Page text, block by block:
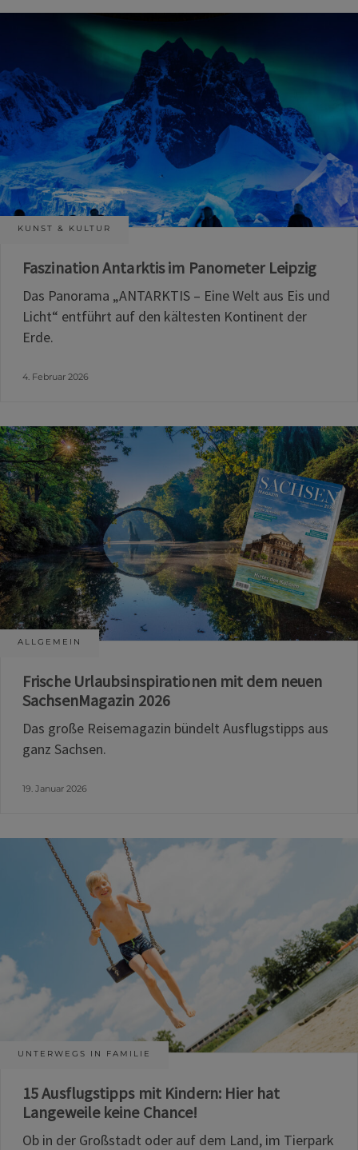
KUNST & KULTUR
Faszination Antarktis im Panometer Leipzig
Das Panorama „ANTARKTIS – Eine Welt aus Eis und
Licht“ entführt auf den kältesten Kontinent der
Erde.
4. Februar 2026
ALLGEMEIN
Frische Urlaubsinspirationen mit dem neuen
SachsenMagazin 2026
Das große Reisemagazin bündelt Ausflugstipps aus
ganz Sachsen.
19. Januar 2026
UNTERWEGS IN FAMILIE
15 Ausflugstipps mit Kindern: Hier hat
Langeweile keine Chance!
Ob in der Großstadt oder auf dem Land, im Tierpark